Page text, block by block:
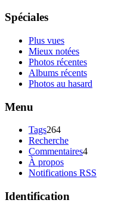
Spéciales
Plus vues
Mieux notées
Photos récentes
Albums récents
Photos au hasard
Menu
Tags264
Recherche
Commentaires4
À propos
Notifications RSS
Identification